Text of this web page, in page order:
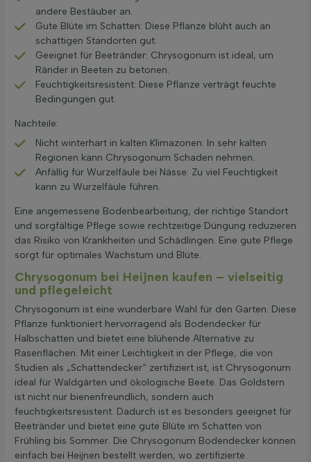
andere Bestäuber an.
Gute Blüte im Schatten: Diese Pflanze blüht auch an
schattigen Standorten gut.
Geeignet für Beetränder: Chrysogonum ist ideal, um
Ränder in Beeten zu betonen.
Feuchtigkeitsresistent: Diese Pflanze verträgt feuchte
Bedingungen gut.
Nachteile:
Nicht winterhart in kalten Klimazonen: In sehr kalten
Regionen kann Chrysogonum Schaden nehmen.
Anfällig für Wurzelfäule bei Nässe: Zu viel Feuchtigkeit
kann zu Wurzelfäule führen.
Eine angemessene Bodenbearbeitung, der richtige Standort
und sorgfältige Pflege sowie rechtzeitige Düngung reduzieren
das Risiko von Krankheiten und Schädlingen. Eine gute Pflege
sorgt für optimales Wachstum und Blüte.
Chrysogonum bei Heijnen kaufen – vielseitig
und pflegeleicht
Chrysogonum ist eine wunderbare Wahl für den Garten. Diese
Pflanze funktioniert hervorragend als Bodendecker für
Halbschatten und bietet eine blühende Alternative zu
Rasenflächen. Mit einer Leichtigkeit in der Pflege, die von
Studien als „Schattendecker“ zertifiziert ist, ist Chrysogonum
ideal für Waldgärten und ökologische Beete. Das Goldstern
ist nicht nur bienenfreundlich, sondern auch
feuchtigkeitsresistent. Dadurch ist es besonders geeignet für
Beetränder und bietet eine gute Blüte im Schatten von
Frühling bis Sommer. Die Chrysogonum Bodendecker können
einfach bei Heijnen bestellt werden, wo zertifizierte